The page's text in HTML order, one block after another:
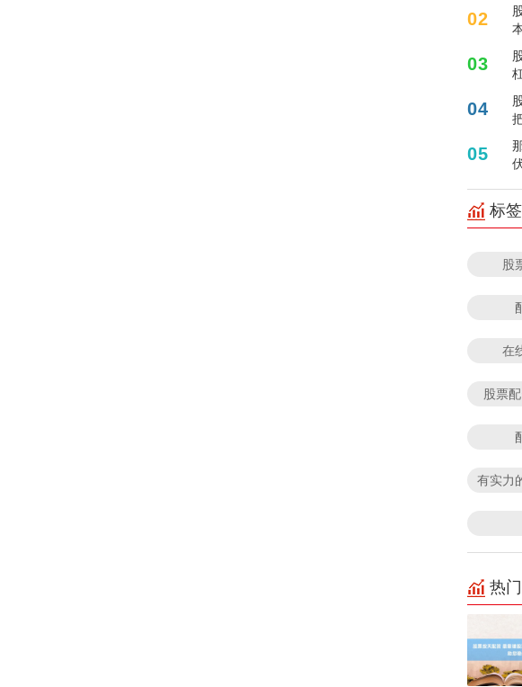
02
03
04
05
标
股
在
股票
有实力
热